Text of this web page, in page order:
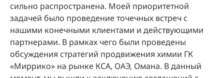
сильно распространена. Моей приоритетной
задачей было проведение точечных встреч с
нашими конечными клиентами и действующими
партнерами. В рамках чего были проведены
обсуждения стратегий продвижения химии ГК
«Миррико» на рынке КСА, ОАЭ, Омана. В данный